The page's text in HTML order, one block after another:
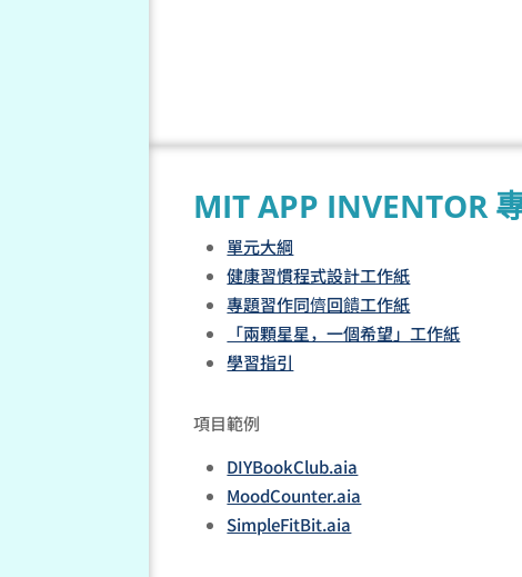
MIT APP INVENTOR
單元大綱
健康習慣程式設計工作紙
專題習作同儕回饋工作紙
「兩顆星星，一個希望」工作紙
學習指引
項目範例
DIYBookClub.aia
MoodCounter.aia
SimpleFitBit.aia